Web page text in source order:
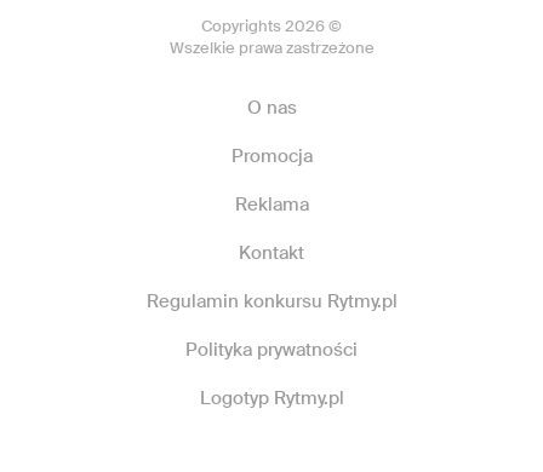
Copyrights 2026 ©
Wszelkie prawa zastrzeżone
O nas
Promocja
Reklama
Kontakt
Regulamin konkursu Rytmy.pl
Polityka prywatności
Logotyp Rytmy.pl